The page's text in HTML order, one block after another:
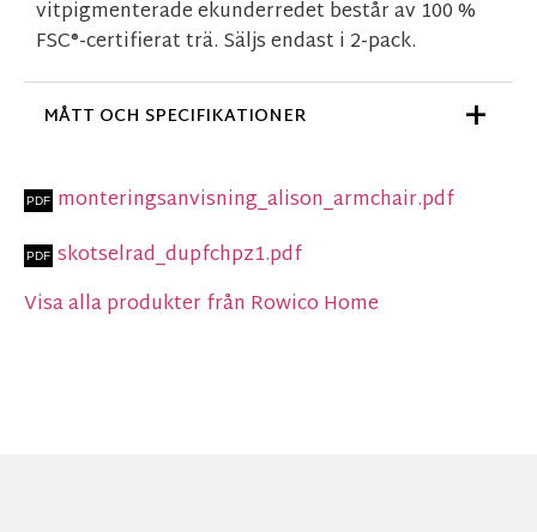
vitpigmenterade ekunderredet består av 100 %
FSC®-certifierat trä. Säljs endast i 2-pack.
MÅTT OCH SPECIFIKATIONER
monteringsanvisning_alison_armchair.pdf
skotselrad_dupfchpz1.pdf
Visa alla produkter från Rowico Home